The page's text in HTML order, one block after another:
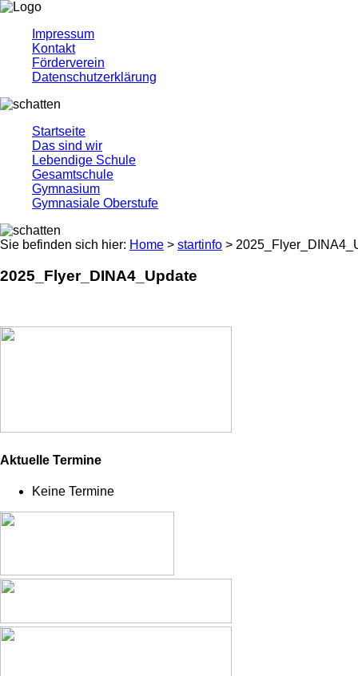
Impressum
Kontakt
Förderverein
Datenschutzerklärung
Startseite
Das sind wir
Lebendige Schule
Gesamtschule
Gymnasium
Gymnasiale Oberstufe
Sie befinden sich hier: Home > startinfo >
2025_Flyer_DINA4_Update
Aktuelle Termine
Keine Termine